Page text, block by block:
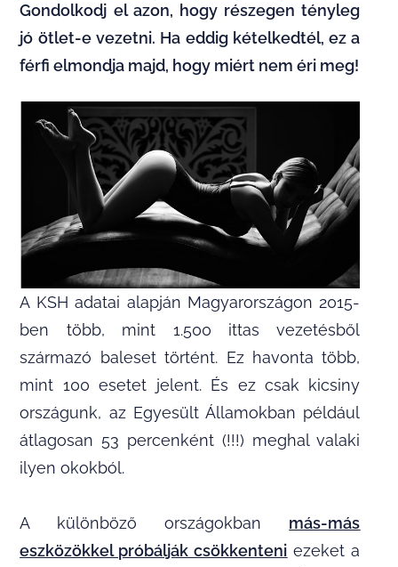
Gondolkodj el azon, hogy részegen tényleg
jó ötlet-e vezetni. Ha eddig kételkedtél, ez a
férfi elmondja majd, hogy miért nem éri meg!
A KSH adatai alapján Magyarországon 2015-
ben több, mint 1.500 ittas vezetésből
származó baleset történt. Ez havonta több,
mint 100 esetet jelent. És ez csak kicsiny
országunk, az Egyesült Államokban például
átlagosan 53 percenként (!!!) meghal valaki
ilyen okokból.
A különböző országokban más-más
eszközökkel próbálják csökkenteni ezeket a